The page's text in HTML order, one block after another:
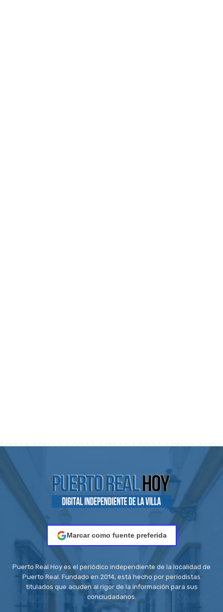
Marcar como fuente preferida
Puerto Real Hoy es el periódico independiente de la localidad de
Puerto Real. Fundado en 2014, está hecho por periodistas
titulados que acuden al rigor de la información para sus
conciudadanos.